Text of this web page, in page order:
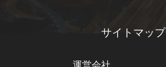
サイトマップ
運営会社